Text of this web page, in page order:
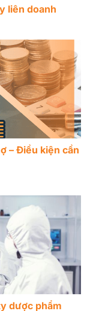
liên doanh
– Điều kiện cần
dược phẩm